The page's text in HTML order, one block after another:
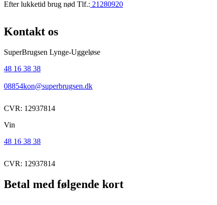
Efter lukketid brug nød Tlf.: 21280920
Kontakt os
SuperBrugsen Lynge-Uggeløse
48 16 38 38
08854kon@superbrugsen.dk
CVR: 12937814
Vin
48 16 38 38
CVR: 12937814
Betal med følgende kort